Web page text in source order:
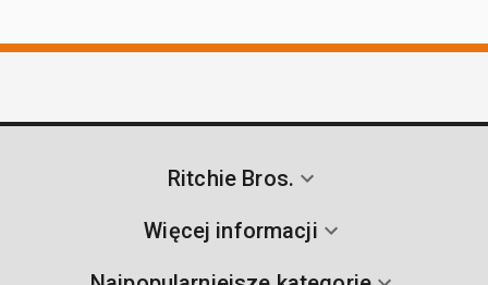
Ritchie Bros.
Więcej informacji